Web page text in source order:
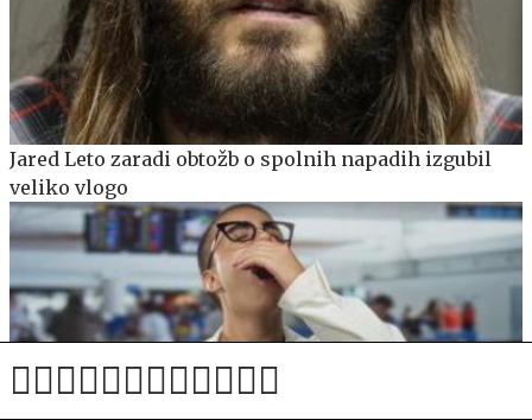
Jared Leto zaradi obtožb o spolnih napadih izgubil
veliko vlogo